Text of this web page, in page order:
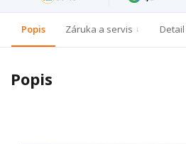
Popis Záruka a servis
Popis